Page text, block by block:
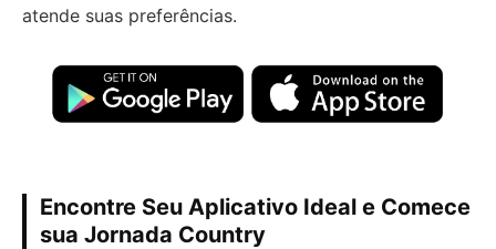
atende suas preferências.
Encontre Seu Aplicativo Ideal e Comece
sua Jornada Country